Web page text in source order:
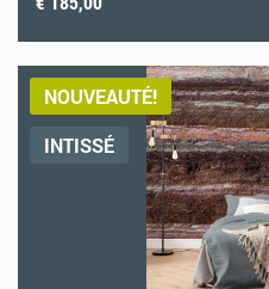
NOUVEAUTÉ!
INTISSÉ